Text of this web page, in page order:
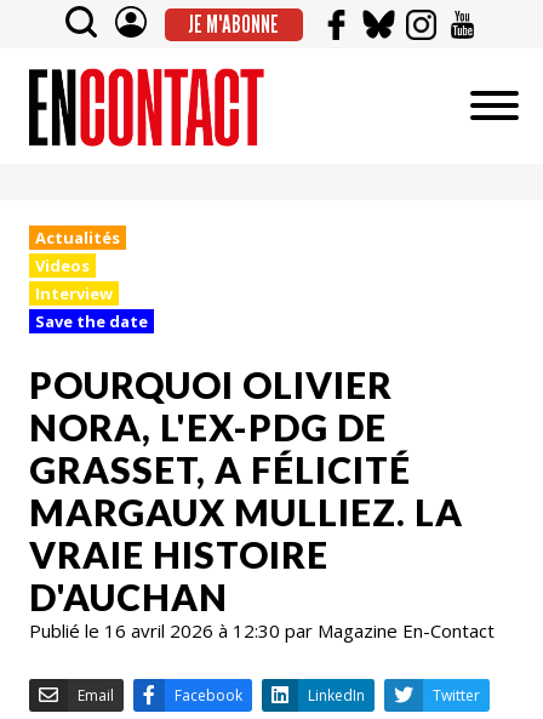
JE M'ABONNE
Actualités
Videos
Interview
Save the date
POURQUOI OLIVIER
NORA, L'EX-PDG DE
GRASSET, A FÉLICITÉ
MARGAUX MULLIEZ. LA
VRAIE HISTOIRE
D'AUCHAN
Publié le 16 avril 2026 à 12:30 par Magazine En-Contact